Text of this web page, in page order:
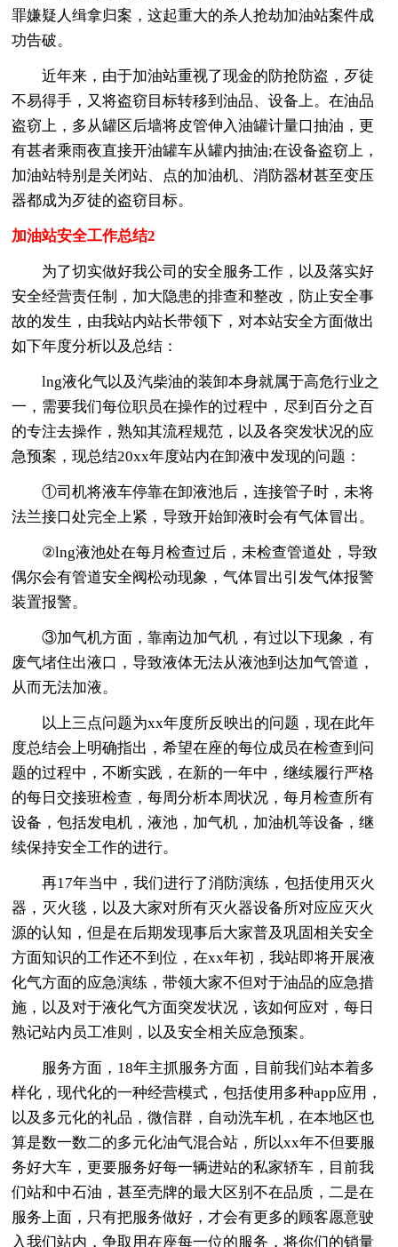
罪嫌疑人缉拿归案，这起重大的杀人抢劫加油站案件成
功告破。
近年来，由于加油站重视了现金的防抢防盗，歹徒
不易得手，又将盗窃目标转移到油品、设备上。在油品
盗窃上，多从罐区后墙将皮管伸入油罐计量口抽油，更
有甚者乘雨夜直接开油罐车从罐内抽油;在设备盗窃上，
加油站特别是关闭站、点的加油机、消防器材甚至变压
器都成为歹徒的盗窃目标。
加油站安全工作总结2
为了切实做好我公司的安全服务工作，以及落实好
安全经营责任制，加大隐患的排查和整改，防止安全事
故的发生，由我站内站长带领下，对本站安全方面做出
如下年度分析以及总结：
lng液化气以及汽柴油的装卸本身就属于高危行业之
一，需要我们每位职员在操作的过程中，尽到百分之百
的专注去操作，熟知其流程规范，以及各突发状况的应
急预案，现总结20xx年度站内在卸液中发现的问题：
①司机将液车停靠在卸液池后，连接管子时，未将
法兰接口处完全上紧，导致开始卸液时会有气体冒出。
②lng液池处在每月检查过后，未检查管道处，导致
偶尔会有管道安全阀松动现象，气体冒出引发气体报警
装置报警。
③加气机方面，靠南边加气机，有过以下现象，有
废气堵住出液口，导致液体无法从液池到达加气管道，
从而无法加液。
以上三点问题为xx年度所反映出的问题，现在此年
度总结会上明确指出，希望在座的每位成员在检查到问
题的过程中，不断实践，在新的一年中，继续履行严格
的每日交接班检查，每周分析本周状况，每月检查所有
设备，包括发电机，液池，加气机，加油机等设备，继
续保持安全工作的进行。
再17年当中，我们进行了消防演练，包括使用灭火
器，灭火毯，以及大家对所有灭火器设备所对应应灭火
源的认知，但是在后期发现事后大家普及巩固相关安全
方面知识的工作还不到位，在xx年初，我站即将开展液
化气方面的应急演练，带领大家不但对于油品的应急措
施，以及对于液化气方面突发状况，该如何应对，每日
熟记站内员工准则，以及安全相关应急预案。
服务方面，18年主抓服务方面，目前我们站本着多
样化，现代化的一种经营模式，包括使用多种app应用，
以及多元化的礼品，微信群，自动洗车机，在本地区也
算是数一数二的多元化油气混合站，所以xx年不但要服
务好大车，更要服务好每一辆进站的私家轿车，目前我
们站和中石油，甚至壳牌的最大区别不在品质，二是在
服务上面，只有把服务做好，才会有更多的顾客愿意驶
入我们站内，争取用在座每一位的服务，将你们的销量